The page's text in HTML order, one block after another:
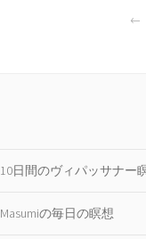
10日間のヴィパッサナー
Masumiの毎日の瞑想